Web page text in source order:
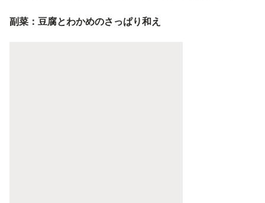
副菜：豆腐とわかめのさっぱり和え